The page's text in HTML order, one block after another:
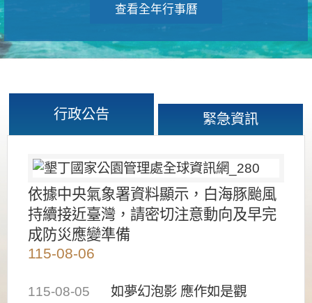
查看全年行事曆
行政公告 緊急資訊
依據中央氣象署資料顯示，白海豚颱風
持續接近臺灣，請密切注意動向及早完
成防災應變準備
115-08-06
115-08-05
如夢幻泡影 應作如是觀